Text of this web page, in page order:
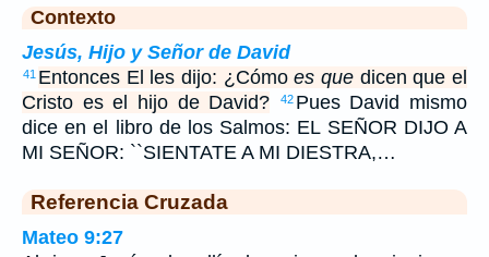
Contexto
Jesús, Hijo y Señor de David
41 Entonces El les dijo: ¿Cómoes que dicen que el
Cristo es el hijo de David?
42 Pues David mismo
dice en el libro de los Salmos: EL SEÑOR DIJO A
MI SEÑOR: ``SIENTATE A MI DIESTRA,…
Referencia Cruzada
Mateo 9:27